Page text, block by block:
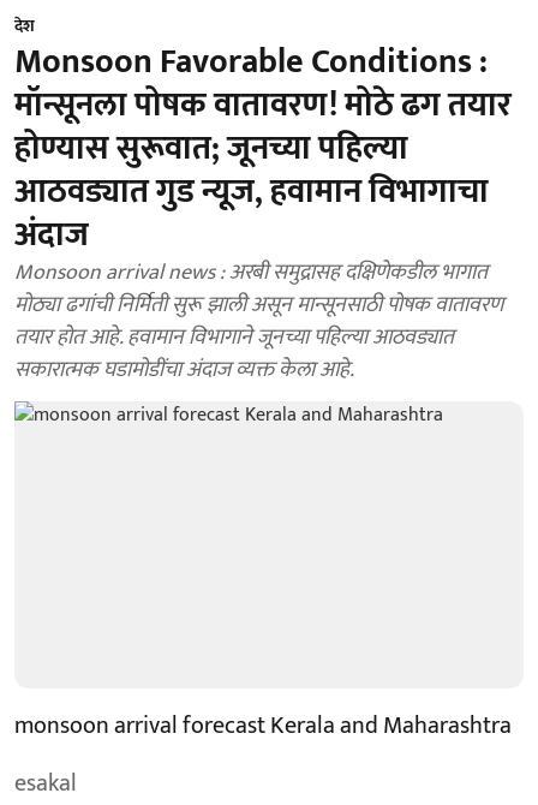
देश
Monsoon Favorable Conditions :
मॉन्सूनला पोषक वातावरण! मोठे ढग तयार
होण्यास सुरूवात; जूनच्या पहिल्या
आठवड्यात गुड न्यूज, हवामान विभागाचा
अंदाज
Monsoon arrival news : अरबी समुद्रासह दक्षिणेकडील भागात
मोठ्या ढगांची निर्मिती सुरू झाली असून मान्सूनसाठी पोषक वातावरण
तयार होत आहे. हवामान विभागाने जूनच्या पहिल्या आठवड्यात
सकारात्मक घडामोडींचा अंदाज व्यक्त केला आहे.
monsoon arrival forecast Kerala and Maharashtra
esakal